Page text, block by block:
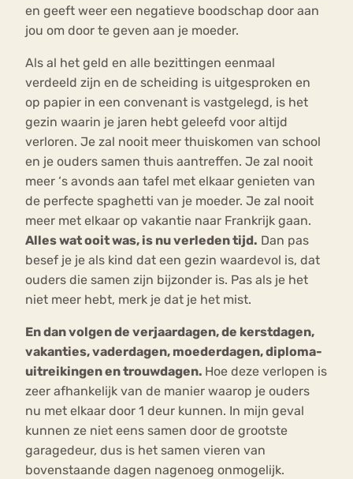
en geeft weer een negatieve boodschap door aan
jou om door te geven aan je moeder.
Als al het geld en alle bezittingen eenmaal
verdeeld zijn en de scheiding is uitgesproken en
op papier in een convenant is vastgelegd, is het
gezin waarin je jaren hebt geleefd voor altijd
verloren. Je zal nooit meer thuiskomen van school
en je ouders samen thuis aantreffen. Je zal nooit
meer ‘s avonds aan tafel met elkaar genieten van
de perfecte spaghetti van je moeder. Je zal nooit
meer met elkaar op vakantie naar Frankrijk gaan.
Alles wat ooit was, is nu verleden tijd. Dan pas
besef je je als kind dat een gezin waardevol is, dat
ouders die samen zijn bijzonder is. Pas als je het
niet meer hebt, merk je dat je het mist.
En dan volgen de verjaardagen, de kerstdagen,
vakanties, vaderdagen, moederdagen, diploma-
uitreikingen en trouwdagen. Hoe deze verlopen is
zeer afhankelijk van de manier waarop je ouders
nu met elkaar door 1 deur kunnen. In mijn geval
kunnen ze niet eens samen door de grootste
garagedeur, dus is het samen vieren van
bovenstaande dagen nagenoeg onmogelijk.